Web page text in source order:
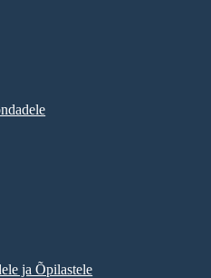
ja Õpilastele